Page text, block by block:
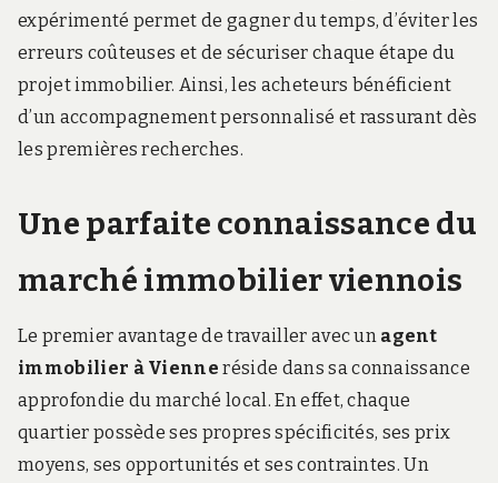
expérimenté permet de gagner du temps, d’éviter les
erreurs coûteuses et de sécuriser chaque étape du
projet immobilier. Ainsi, les acheteurs bénéficient
d’un accompagnement personnalisé et rassurant dès
les premières recherches.
Une parfaite connaissance du
marché immobilier viennois
Le premier avantage de travailler avec un agent
immobilier à Vienne réside dans sa connaissance
approfondie du marché local. En effet, chaque
quartier possède ses propres spécificités, ses prix
moyens, ses opportunités et ses contraintes. Un